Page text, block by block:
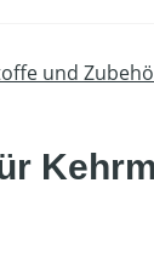
und